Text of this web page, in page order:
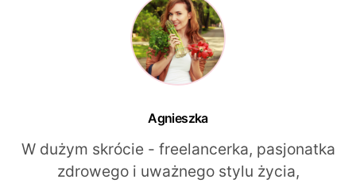
Agnieszka
W dużym skrócie - freelancerka, pasjonatka
zdrowego i uważnego stylu życia,